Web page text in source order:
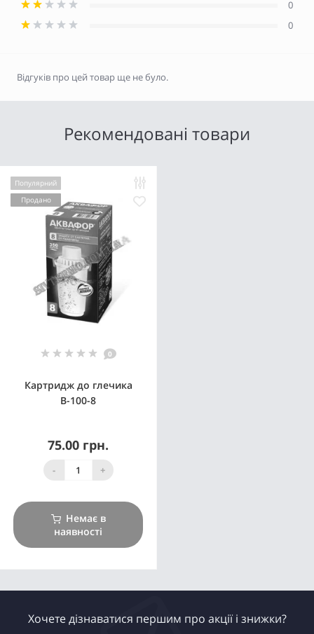
0
0
Відгуків про цей товар ще не було.
Рекомендовані товари
Популярний
Продано
0
Картридж до глечика
В-100-8
75.00 грн.
- +
Немає в
наявності
Хочете дізнаватися першим про акції і знижки?